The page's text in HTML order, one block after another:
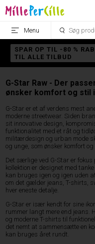
Menu
SPAR OP TIL -80 %
TIL ALLE TILBUD
G-Star Raw - Der
ønsker komfort og stil
G-Star er et af verdens mest
moderne streetwear. Siden
sit innovative design,
funktionalitet med et råt og
militærdesign og urban mode
og unge, som ønsker komfort
Det særlige ved G-Star er
kollektion er designet med
kan bruges igen og igen uden
om det gælder jeans, T-shirts,
hver eneste detalje.
G-Star er især kendt for sine
rummer langt mere end
og moderne T-shirts til
det nemt at sammensætte en
kan bruges året rundt.